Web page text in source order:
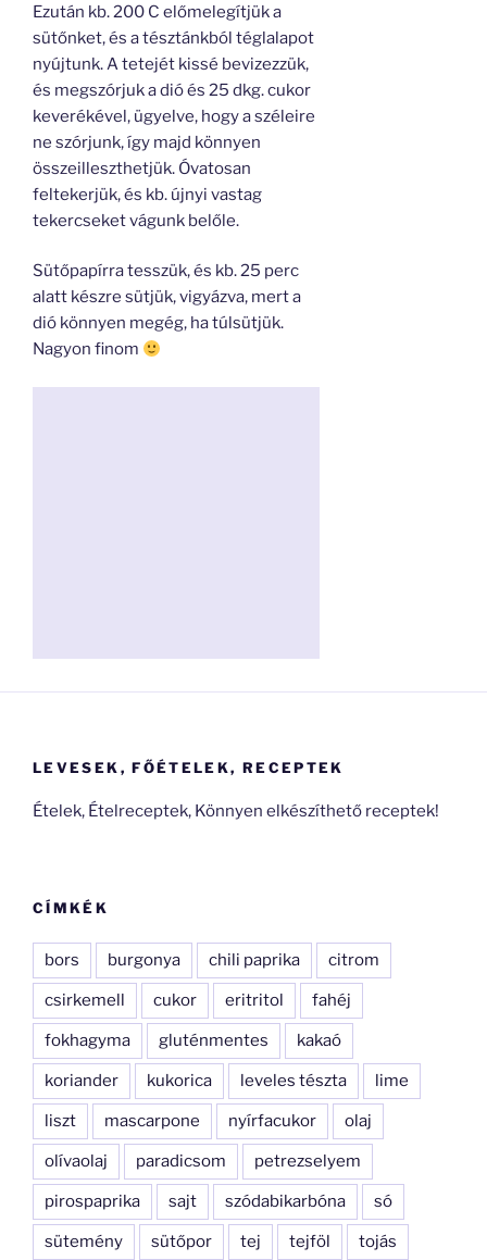
Ezután kb. 200 C előmelegítjük a
sütőnket, és a tésztánkból téglalapot
nyújtunk. A tetejét kissé bevizezzük,
és megszórjuk a dió és 25 dkg. cukor
keverékével, ügyelve, hogy a széleire
ne szórjunk, így majd könnyen
összeilleszthetjük. Óvatosan
feltekerjük, és kb. újnyi vastag
tekercseket vágunk belőle.
Sütőpapírra tesszük, és kb. 25 perc
alatt készre sütjük, vigyázva, mert a
dió könnyen megég, ha túlsütjük.
Nagyon finom
LEVESEK, FŐÉTELEK, RECEPTEK
Ételek, Ételreceptek, Könnyen elkészíthető receptek!
CÍMKÉK
bors burgonya chili paprika citrom
csirkemell cukor eritritol fahéj
fokhagyma gluténmentes kakaó
koriander kukorica leveles tészta lime
liszt mascarpone nyírfacukor olaj
olívaolaj paradicsom petrezselyem
pirospaprika sajt szódabikarbóna só
sütemény sütőpor tej tejföl tojás